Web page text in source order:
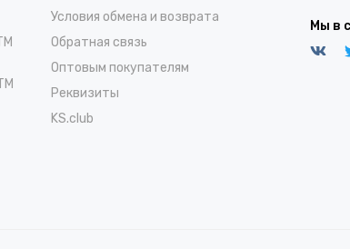
Условия обмена и возврата
Обратная связь
Оптовым покупателям
Реквизиты
KS.club
Мы в